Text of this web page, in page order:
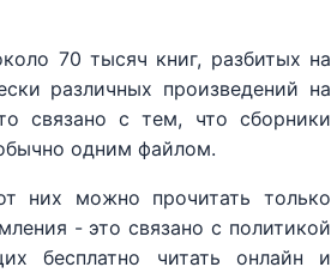
70 тысяч книг, разбитых на
различных произведений на
связано с тем, что сборники
одним файлом.
них можно прочитать только
- это связано с политикой
бесплатно читать онлайн и